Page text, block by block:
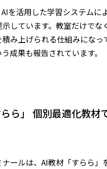
を活用した学習システムに
しています。教室だけでな
み上げられる仕組みになっ
成果も報告されています。
」 ――個別最適化教
ールは、AI教材「すらら」